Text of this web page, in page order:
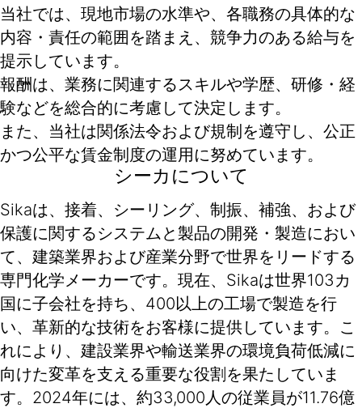
当社では、現地市場の水準や、各職務の具体的な
内容・責任の範囲を踏まえ、競争力のある給与を
提示しています。
報酬は、業務に関連するスキルや学歴、研修・経
験などを総合的に考慮して決定します。
また、当社は関係法令および規制を遵守し、公正
かつ公平な賃金制度の運用に努めています。
シーカについて
Sikaは、接着、シーリング、制振、補強、および
保護に関するシステムと製品の開発・製造におい
て、建築業界および産業分野で世界をリードする
専門化学メーカーです。現在、Sikaは世界103カ
国に子会社を持ち、400以上の工場で製造を行
い、革新的な技術をお客様に提供しています。こ
れにより、建設業界や輸送業界の環境負荷低減に
向けた変革を支える重要な役割を果たしていま
す。2024年には、約33,000人の従業員が11.76億